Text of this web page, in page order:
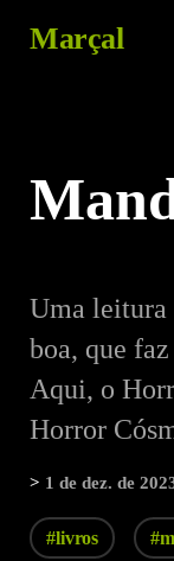
Marçal
Uma leitura
boa, que
Aqui, o
Horror
> 1 de dez. de
#livros